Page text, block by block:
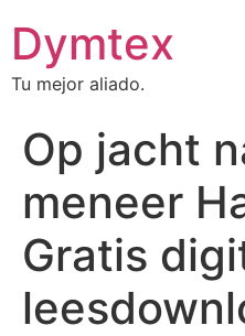
Dymtex
Tu mejor aliado.
Op jacht
meneer
Gratis